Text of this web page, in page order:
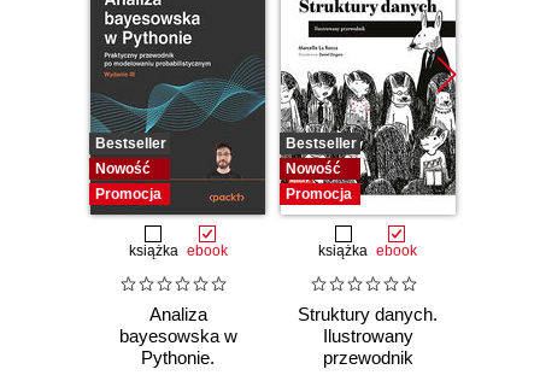
Bestseller
Nowość
Promocja
książka ebook
Analiza
bayesowska w
Pythonie.
Bestseller
Nowość
Promocja
książka ebook
Struktury danych.
Ilustrowany
przewodnik